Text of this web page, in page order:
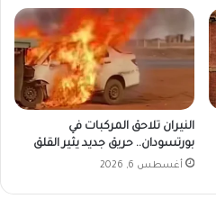
النيران تلاحق المركبات في
بورتسودان.. حريق جديد يثير القلق
أغسطس 6, 2026